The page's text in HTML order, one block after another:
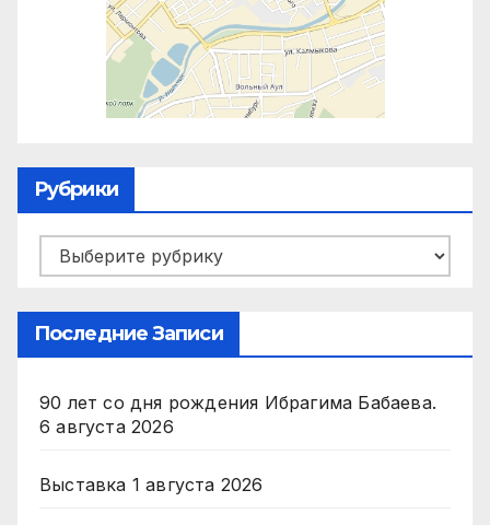
Рубрики
Рубрики
Последние Записи
90 лет со дня рождения Ибрагима Бабаева.
6 августа 2026
Выставка 1 августа 2026